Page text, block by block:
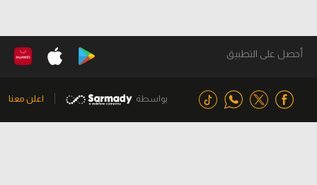
أحصل على التطبيق
بواسطة اعلن معنا